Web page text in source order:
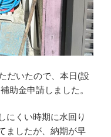
だいたので、本日(設
助金申請しました。
にくい時期に水回り
ましたが、納期が早